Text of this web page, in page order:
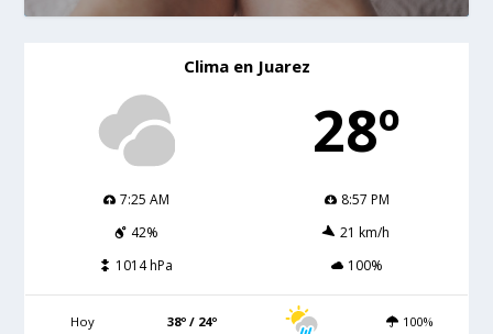
Clima en Juarez
28º
7:25 AM
8:57 PM
42%
21 km/h
1014 hPa
100%
Hoy 38º / 24º 100%